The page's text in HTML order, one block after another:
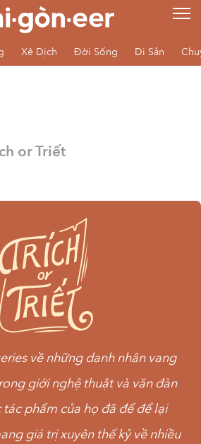
Xê Dịch Đời Sống Di Sản
or Triết
về những danh nhân vang
giới nghệ thuật và văn đàn
tác phẩm của họ đã để để lại
giá trị xuyên thế kỷ về nhiều